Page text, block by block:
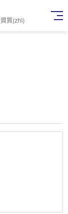
質(zhì)